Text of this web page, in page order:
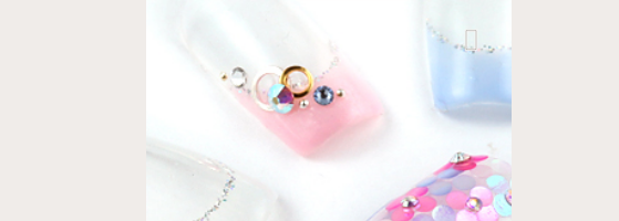
淡い色使いがピュアな女性...
PRICE